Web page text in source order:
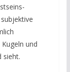
und
sieht.